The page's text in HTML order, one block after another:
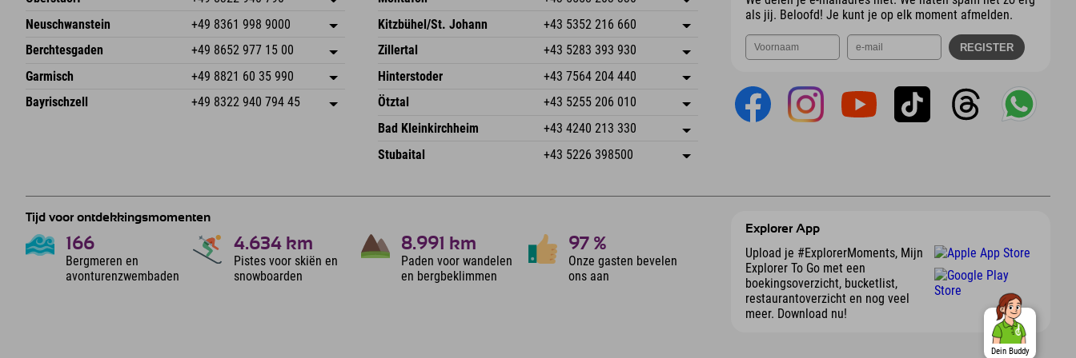
An der Breitach 3
Duitsland
Adres opslaan
Booking
Neuschwanstein +49 8361 998 9000
An der Riese 45
87484 Nesselwang im Allgäu
Duitsland
Adres opslaan
Booking
Berchtesgaden +49 8652 977 15 00
Hofreitstr. 7
Duitsland
Adres opslaan
Booking
Garmisch +49 8821 60 35 990
Frickenstraße 22
82490 Farchant
Adres opslaan
Bayrischzell +49 8322 940 794 45
Dorfstr. 127b
6793 Gaschurn/Montafon
Oostenrijk
Adres opslaan
Booking
Kitzbühel/St. Johann +43 5352 216 660
Speckbacherstraße 87
Oostenrijk
Adres opslaan
Booking
Zillertal +43 5283 393 930
Schmiedau 2
Oostenrijk
Adres opslaan
Booking
Hinterstoder +43 7564 204 440
Freizeitpark 10
Oostenrijk
Adres opslaan
Booking
Ötztal +43 5255 206 010
Gscheat 14
Oostenrijk
Adres opslaan
Booking
Bad Kleinkirchheim +43 4240 213 330
Dorfstraße 24
Adres opslaan
E-mail verzenden
Stubaital +43 5226 398500
als jij. Beloofd! Je kunt je op elk moment afmelden.
Explorer App
Upload je #ExplorerMoments, Mijn
Explorer To Go met een
boekingsoverzicht, bucketlist,
restaurantoverzicht en nog veel
meer. Download nu!
Tijd voor ontdekkingsmomenten
166
Bergmeren en
avonturenzwembaden
4.634 km
Pistes voor skiën en
snowboarden
8.991 km
Paden voor wandelen
en bergbeklimmen
97 %
Onze gasten bevelen
ons aan
Dein Buddy